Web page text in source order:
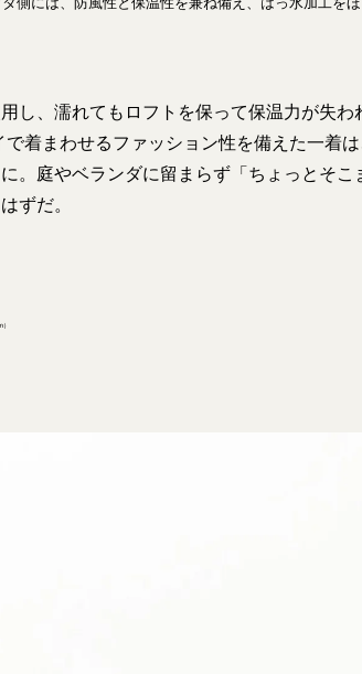
し、濡れてもロフトを保って保温力が失わ
着まわせるファッション性を備えた一着
。庭やベランダに留まらず「ちょっとそこ
ずだ。